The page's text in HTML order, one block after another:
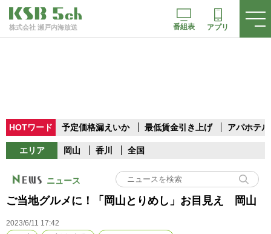
株式会社 瀬戸内海放送 番組表 アプリ
HOTワード 予定価格漏えいか 最低賃金引き上げ アパホテル
エリア 岡山 香川 全国
ニュース
ご当地グルメに！「岡山とりめし」お目見え 岡山
2023/6/11 17:42